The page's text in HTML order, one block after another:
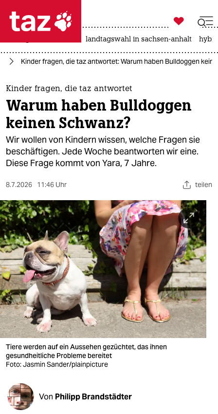
 taz zahl ich
taz zahl ich
themen
politik
öko
gesellschaft
sport
berlin
nord
wahrheit
verlag
verlag
veranstaltungen
shop
fragen & hilfe
unterstützen
abo

taz zahl ich
landtagswahl in sachsen-anhalt
Kinder fragen, die taz antwortet: Warum haben Bulldoggen
Kinder fragen, die taz antwortet
Warum haben Bulldoggen
keinen Schwanz?
Wir wollen von Kindern wissen, welche Fragen sie
beschäftigen. Jede Woche beantworten wir eine.
Diese Frage kommt von Yara, 7 Jahre.
8.7.2026 11:46 Uhr teilen
Tiere werden auf ein Aussehen gezüchtet, das ihnen
gesundheitliche Probleme bereitet
Foto: Jasmin Sander/plainpicture
Von Philipp Brandstädter